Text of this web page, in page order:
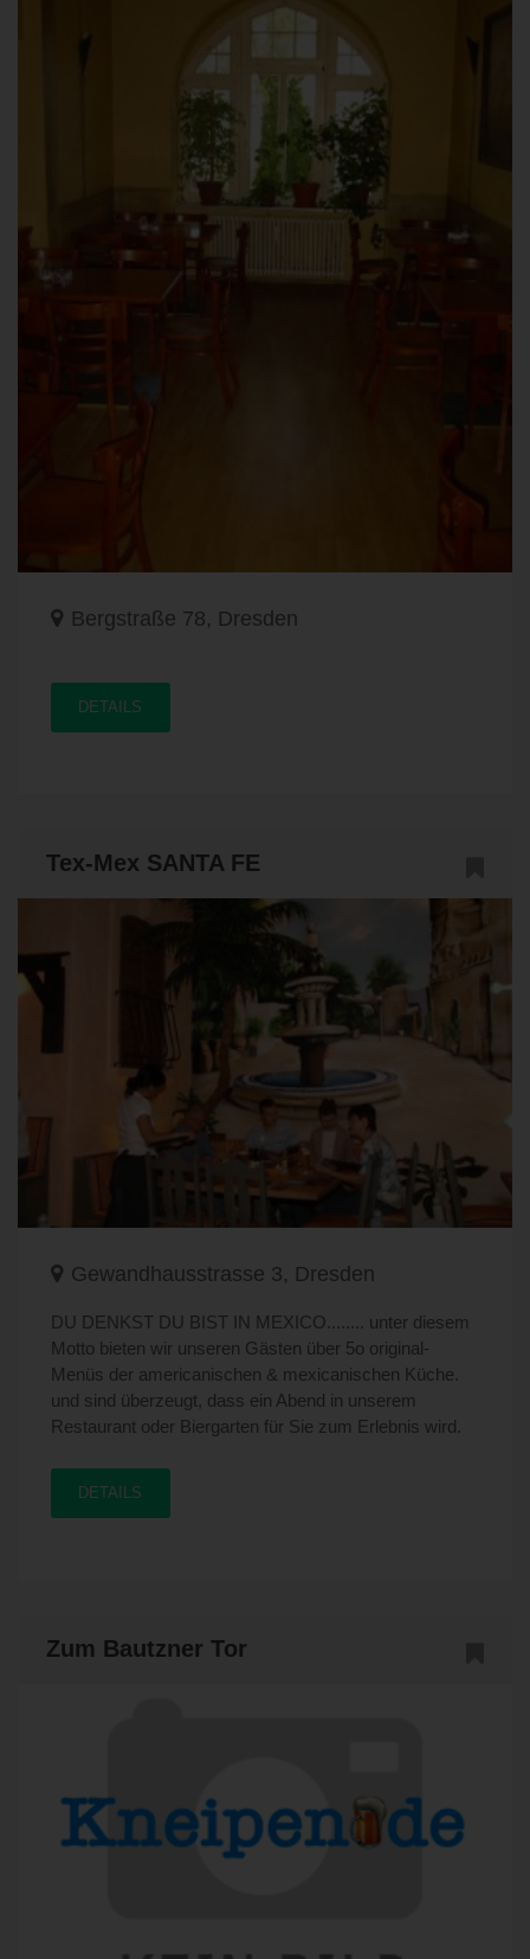
Bergstraße 78, Dresden
DETAILS
Tex-Mex SANTA FE
Gewandhausstrasse 3, Dresden
DU DENKST DU BIST IN MEXICO........ unter diesem
Motto bieten wir unseren Gästen über 5o original-
Menüs der americanischen & mexicanischen Küche.
und sind überzeugt, dass ein Abend in unserem
Restaurant oder Biergarten für Sie zum Erlebnis wird.
DETAILS
Zum Bautzner Tor